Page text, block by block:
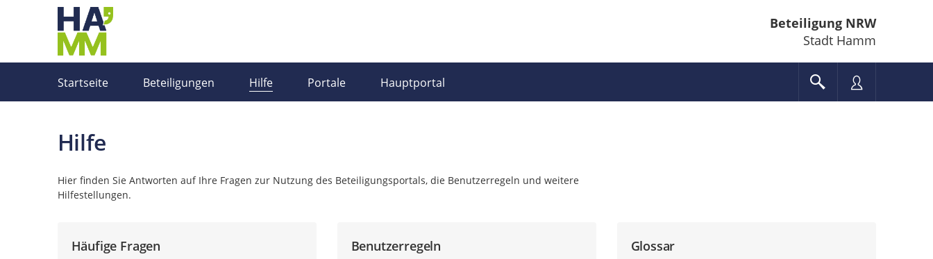
Beteiligung NRW
Stadt Hamm
Startseite Beteiligungen Hilfe Portale Hauptportal
Hilfe
Hier finden Sie Antworten auf Ihre Fragen zur Nutzung des Beteiligungsportals, die Benutzerregeln und weitere
Hilfestellungen.
Häufige Fragen Benutzerregeln Glossar